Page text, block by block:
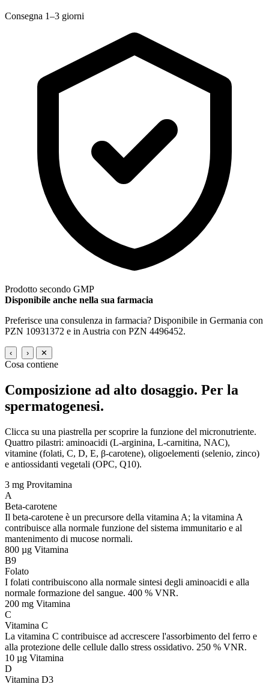
Consegna 1–3 giorni
Prodotto secondo GMP
Disponibile anche nella sua farmacia
Preferisce una consulenza in farmacia? Disponibile in Germania con
PZN 10931372 e in Austria con PZN 4496452.
‹ › ✕
Cosa contiene
Composizione ad alto dosaggio. Per la
spermatogenesi.
Clicca su una piastrella per scoprire la funzione del micronutriente.
Quattro pilastri: aminoacidi (L-arginina, L-carnitina, NAC),
vitamine (folati, C, D, E, β-carotene), oligoelementi (selenio, zinco)
e antiossidanti vegetali (OPC, Q10).
3 mg Provitamina
A
Beta-carotene
Il beta-carotene è un precursore della vitamina A; la vitamina A
contribuisce alla normale funzione del sistema immunitario e al
mantenimento di mucose normali.
800 µg Vitamina
B9
Folato
I folati contribuiscono alla normale sintesi degli aminoacidi e alla
normale formazione del sangue. 400 % VNR.
200 mg Vitamina
C
Vitamina C
La vitamina C contribuisce ad accrescere l'assorbimento del ferro e
alla protezione delle cellule dallo stress ossidativo. 250 % VNR.
10 µg Vitamina
D
Vitamina D3